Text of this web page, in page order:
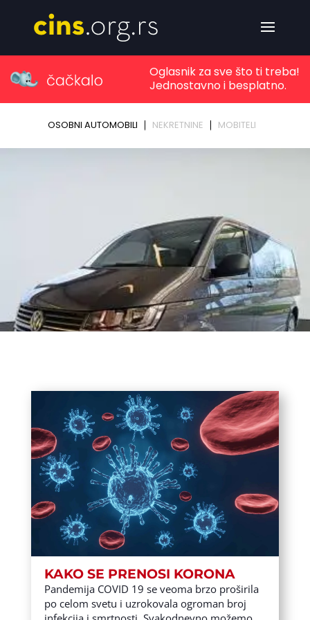
KAKO SE PRENOSI KORONA
Pandemija COVID 19 se veoma brzo proširila
po celom svetu i uzrokovala ogroman broj